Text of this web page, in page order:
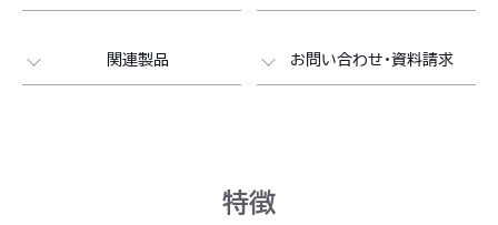
関連製品 お問い合わせ・資料請求
特徴